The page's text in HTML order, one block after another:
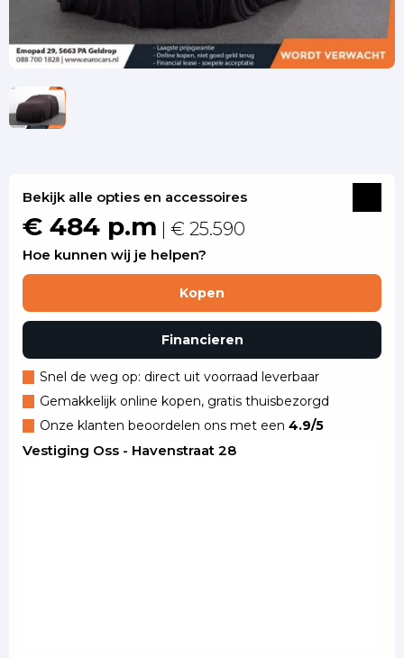
Bekijk alle opties en accessoires
€ 484 p.m | € 25.590
Hoe kunnen wij je helpen?
Kopen
Financieren
Snel de weg op: direct uit voorraad leverbaar
Gemakkelijk online kopen, gratis thuisbezorgd
Onze klanten beoordelen ons met een 4.9/5
Vestiging Oss - Havenstraat 28